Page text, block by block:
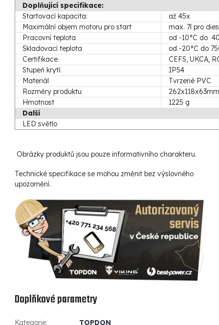
Doplňující specifikace:
Startovací kapacita:
až 45x
Maximální objem motoru pro start
max. 7l pro
Pracovní teplota
od -10°C do
Skladovací teplota
od -20°C do
Certifikace
CEFS, UKCA,
Stupeň krytí:
IP54
Materiál
Tvrzené PVC
Rozměry produktu
262x118x63mm
Hmotnost
1225 g
Další
LED světlo
Obrázky produktů jsou pouze informativního charakteru.
Technické specifikace se mohou změnit bez výslovného
upozornění.
Doplňkové parametry
Kategorie:
TOPDON